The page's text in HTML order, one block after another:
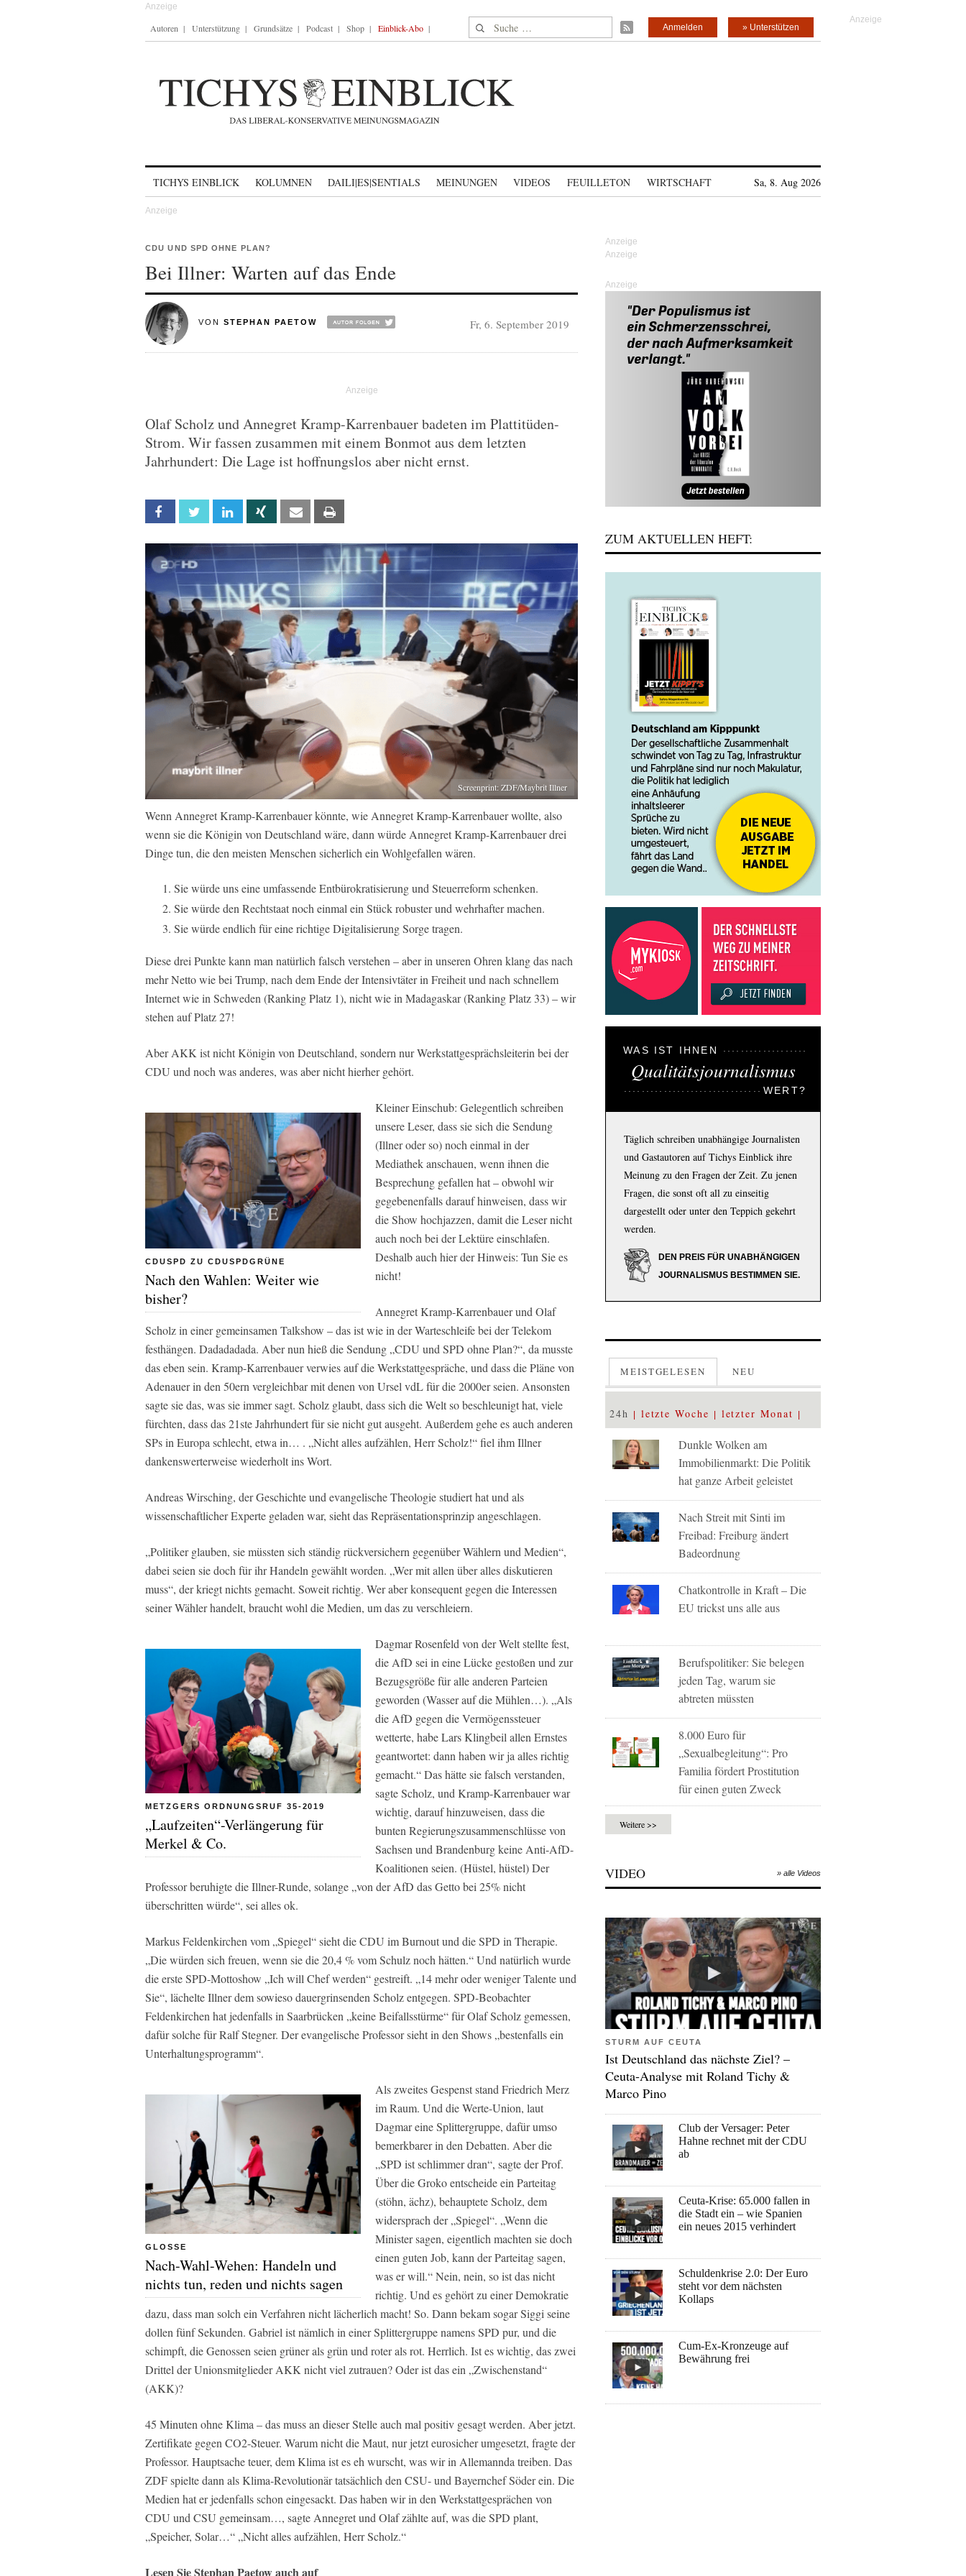
Autoren Unterstützung Grundsätze Podcast Shop Einblick-Abo Suche nach: » Unterstützen
Anmelden
TICHYS EINBLICK KOLUMNEN DAILI|ES|SENTIALS MEINUNGEN VIDEOS FEUILLETON WIRTSCHAFT Sa, 8. Aug 2026
CDU UND SPD OHNE PLAN?
Bei Illner: Warten auf das Ende
VON STEPHAN PAETOW Fr, 6. September 2019
Olaf Scholz und Annegret Kramp-Karrenbauer badeten im Plattitüden-
Strom. Wir fassen zusammen mit einem Bonmot aus dem letzten
Jahrhundert: Die Lage ist hoffnungslos aber nicht ernst.
Facebook Twitter Linkedin Xing Email
Screenprint: ZDF/Maybrit Illner
Wenn Annegret Kramp-Karrenbauer könnte, wie Annegret Kramp-Karrenbauer wollte, also
wenn sie die Königin von Deutschland wäre, dann würde Annegret Kramp-Karrenbauer drei
Dinge tun, die den meisten Menschen sicherlich ein Wohlgefallen wären.
Sie würde uns eine umfassende Entbürokratisierung und Steuerreform schenken.
Sie würde den Rechtstaat noch einmal ein Stück robuster und wehrhafter machen.
Sie würde endlich für eine richtige Digitalisierung Sorge tragen.
Diese drei Punkte kann man natürlich falsch verstehen – aber in unseren Ohren klang das nach
mehr Netto wie bei Trump, nach dem Ende der Intensivtäter in Freiheit und nach schnellem
Internet wie in Schweden (Ranking Platz 1), nicht wie in Madagaskar (Ranking Platz 33) – wir
stehen auf Platz 27!
Aber AKK ist nicht Königin von Deutschland, sondern nur Werkstattgesprächsleiterin bei der
CDU und noch was anderes, was aber nicht hierher gehört.
CDUSPD ZU CDUSPDGRÜNE
Nach den Wahlen: Weiter wie
bisher?
Kleiner Einschub: Gelegentlich schreiben
unsere Leser, dass sie sich die Sendung
(Illner oder so) noch einmal in der
Mediathek anschauen, wenn ihnen die
Besprechung gefallen hat – obwohl wir
gegebenenfalls darauf hinweisen, dass wir
die Show hochjazzen, damit die Leser nicht
auch noch bei der Lektüre einschlafen.
Deshalb auch hier der Hinweis: Tun Sie es
nicht!
Annegret Kramp-Karrenbauer und Olaf
Scholz in einer gemeinsamen Talkshow – das ist wie in der Warteschleife bei der Telekom
festhängen. Dadadadada. Aber nun hieß die Sendung „CDU und SPD ohne Plan?“, da musste
das eben sein. Kramp-Karrenbauer verwies auf die Werkstattgespräche, und dass die Pläne von
Adenauer in den 50ern vergleichbar mit denen von Ursel vdL für die 2000er seien. Ansonsten
sagte sie das, was sie immer sagt. Scholz glaubt, dass sich die Welt so beschleunigt hat, viele
fürchten, dass das 21ste Jahrhundert für sie nicht gut ausgeht. Außerdem gehe es auch anderen
SPs in Europa schlecht, etwa in… . „Nicht alles aufzählen, Herr Scholz!“ fiel ihm Illner
dankenswerterweise wiederholt ins Wort.
Andreas Wirsching, der Geschichte und evangelische Theologie studiert hat und als
wissenschaftlicher Experte geladen war, sieht das Repräsentationsprinzip angeschlagen.
„Politiker glauben, sie müssten sich ständig rückversichern gegenüber Wählern und Medien“,
dabei seien sie doch für ihr Handeln gewählt worden. „Wer mit allen über alles diskutieren
muss“, der kriegt nichts gemacht. Soweit richtig. Wer aber konsequent gegen die Interessen
seiner Wähler handelt, braucht wohl die Medien, um das zu verschleiern.
METZGERS ORDNUNGSRUF 35-2019
„Laufzeiten“-Verlängerung für
Merkel & Co.
Dagmar Rosenfeld von derWeltstellte fest,
die AfD sei in eine Lücke gestoßen und zur
Bezugsgröße für alle anderen Parteien
geworden (Wasser auf die Mühlen…). „Als
die AfD gegen die Vermögenssteuer
wetterte, habe Lars Klingbeil allen Ernstes
geantwortet: dann haben wir ja alles richtig
gemacht.“ Das hätte sie falsch verstanden,
sagte Scholz, und Kramp-Karrenbauer war
wichtig, darauf hinzuweisen, dass die
bunten Regierungszusammenschlüsse von
Sachsen und Brandenburg keine Anti-AfD-
Koalitionen seien. (Hüstel, hüstel) Der
Professor beruhigte die Illner-Runde, solange „von der AfD das Getto bei 25% nicht
überschritten würde“, sei alles ok.
Markus Feldenkirchen vom „Spiegel“ sieht die CDU im Burnout und die SPD in Therapie.
„Die würden sich freuen, wenn sie die 20,4 % vom Schulz noch hätten.“ Und natürlich wurde
die erste SPD-Mottoshow „Ich will Chef werden“ gestreift. „14 mehr oder weniger Talente und
Sie“, lächelte Illner dem sowieso dauergrinsenden Scholz entgegen. SPD-Beobachter
Feldenkirchen hat jedenfalls in Saarbrücken „keine Beifallsstürme“ für Olaf Scholz gemessen,
dafür solche für Ralf Stegner. Der evangelische Professor sieht in den Shows „bestenfalls ein
Unterhaltungsprogramm“.
GLOSSE
Nach-Wahl-Wehen: Handeln und
nichts tun, reden und nichts sagen
Als zweites Gespenst stand Friedrich Merz
im Raum. Und die Werte-Union, laut
Dagmar eine Splittergruppe, dafür umso
bemerkbarer in den Debatten. Aber die
„SPD ist schlimmer dran“, sagte der Prof.
Über die Groko entscheide ein Parteitag
(stöhn, ächz), behauptete Scholz, dem
widersprach der „Spiegel“. „Wenn die
Minister sagen, eigentlich machten sie doch
einen guten Job, kann der Parteitag sagen,
was er will.“ Nein, nein, so ist das nicht
richtig. Und es gehört zu einer Demokratie
dazu, dass man solch ein Verfahren nicht lächerlich macht! So. Dann bekam sogar Siggi seine
dollen fünf Sekunden. Gabriel ist nämlich in einer Splittergruppe namens SPD pur, und die
schimpft, die Genossen seien grüner als grün und roter als rot. Herrlich. Ist es wichtig, das zwei
Drittel der Unionsmitglieder AKK nicht viel zutrauen? Oder ist das ein „Zwischenstand“
(AKK)?
45 Minuten ohne Klima – das muss an dieser Stelle auch mal positiv gesagt werden. Aber jetzt.
Zertifikate gegen CO2-Steuer. Warum nicht die Maut, nur jetzt eurosicher umgesetzt, fragte der
Professor. Hauptsache teuer, dem Klima ist es eh wurscht, was wir in Allemannda treiben. Das
ZDF spielte dann als Klima-Revolutionär tatsächlich den CSU- und Bayernchef Söder ein. Die
Medien hat er jedenfalls schon eingesackt. Das haben wir in den Werkstattgesprächen von
CDU und CSU gemeinsam…, sagte Annegret und Olaf zählte auf, was die SPD plant,
„Speicher, Solar…“ „Nicht alles aufzählen, Herr Scholz.“
Lesen Sie Stephan Paetow auch auf
Anzeige
ZUM AKTUELLEN HEFT:
WAS IST IHNEN
Qualitätsjournalismus
WERT?
Täglich schreiben unabhängige Journalisten
und Gastautoren auf Tichys Einblick ihre
Meinung zu den Fragen der Zeit. Zu jenen
Fragen, die sonst oft all zu einseitig
dargestellt oder unter den Teppich gekehrt
werden.
DEN PREIS FÜR UNABHÄNGIGEN
JOURNALISMUS BESTIMMEN SIE.
MEISTGELESEN NEU
24h letzte Woche letzter Monat
Dunkle Wolken am
Immobilienmarkt: Die Politik
hat ganze Arbeit geleistet
Nach Streit mit Sinti im
Freibad: Freiburg ändert
Badeordnung
Chatkontrolle in Kraft – Die
EU trickst uns alle aus
Berufspolitiker: Sie belegen
jeden Tag, warum sie
abtreten müssten
8.000 Euro für
„Sexualbegleitung“: Pro
Familia fördert Prostitution
für einen guten Zweck
Weitere >>
VIDEO » alle Videos
STURM AUF CEUTA
Ist Deutschland das nächste Ziel? –
Ceuta-Analyse mit Roland Tichy &
Marco Pino
Club der Versager: Peter
Hahne rechnet mit der CDU
ab
Ceuta-Krise: 65.000 fallen in
die Stadt ein – wie Spanien
ein neues 2015 verhindert
Schuldenkrise 2.0: Der Euro
steht vor dem nächsten
Kollaps
Cum-Ex-Kronzeuge auf
Bewährung frei